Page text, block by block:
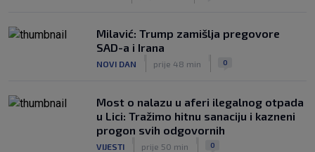
Milavić: Trump zamišlja pregovore
SAD-a i Irana
NOVI DAN prije 48 min 0
Most o nalazu u aferi ilegalnog otpada
u Lici: Tražimo hitnu sanaciju i kazneni
progon svih odgovornih
VIJESTI prije 50 min 0